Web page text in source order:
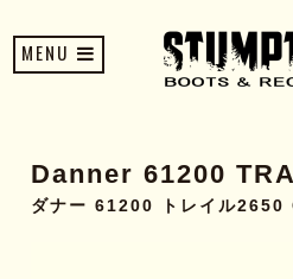
MENU
Danner 61200
ダナー 61200 トレイル2650